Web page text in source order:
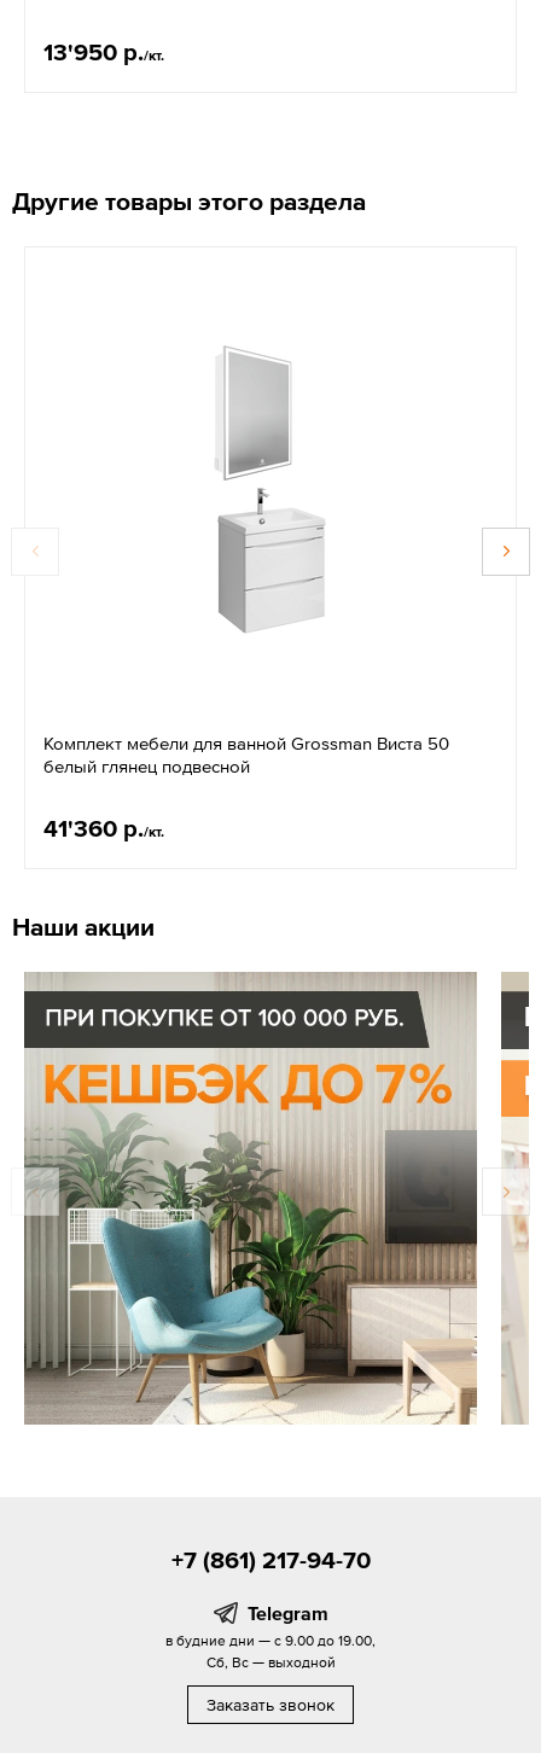
13'950 р./кт.
Другие товары этого раздела
Комплект мебели для ванной Grossman Виста 50
белый глянец подвесной
41'360 р./кт.
Наши акции
+7 (861) 217-94-70
Telegram
в будние дни — с 9.00 до 19.00,
Сб, Вс — выходной
Заказать звонок